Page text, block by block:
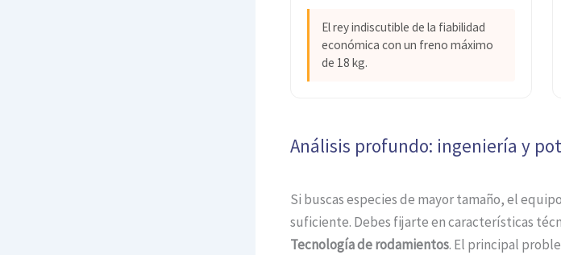
El rey indiscutible de la fiabilidad
económica con un freno máximo
de 18 kg.
Análisis profundo: ingeniería y
Si buscas especies de mayor tamaño, el
suficiente. Debes fijarte en características
Tecnología de rodamientos. El principal